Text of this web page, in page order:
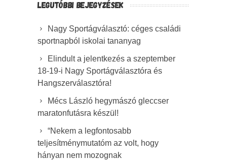
LEGUTÓBBI BEJEGYZÉSEK
Nagy Sportágválasztó: céges családi
sportnapból iskolai tananyag
Elindult a jelentkezés a szeptember
18-19-i Nagy Sportágválasztóra és
Hangszerválasztóra!
Mécs László hegymászó gleccser
maratonfutásra készül!
“Nekem a legfontosabb
teljesítménymutatóm az volt, hogy
hányan nem mozognak